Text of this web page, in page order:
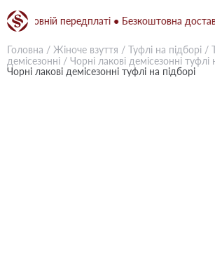
передплаті ● Безкоштовна доставка
Головна / Жіноче взуття / Туфлі на підборі /
демісезонні / Чорні лакові демісезонні туфлі
Чорні лакові демісезонні туфлі на підборі